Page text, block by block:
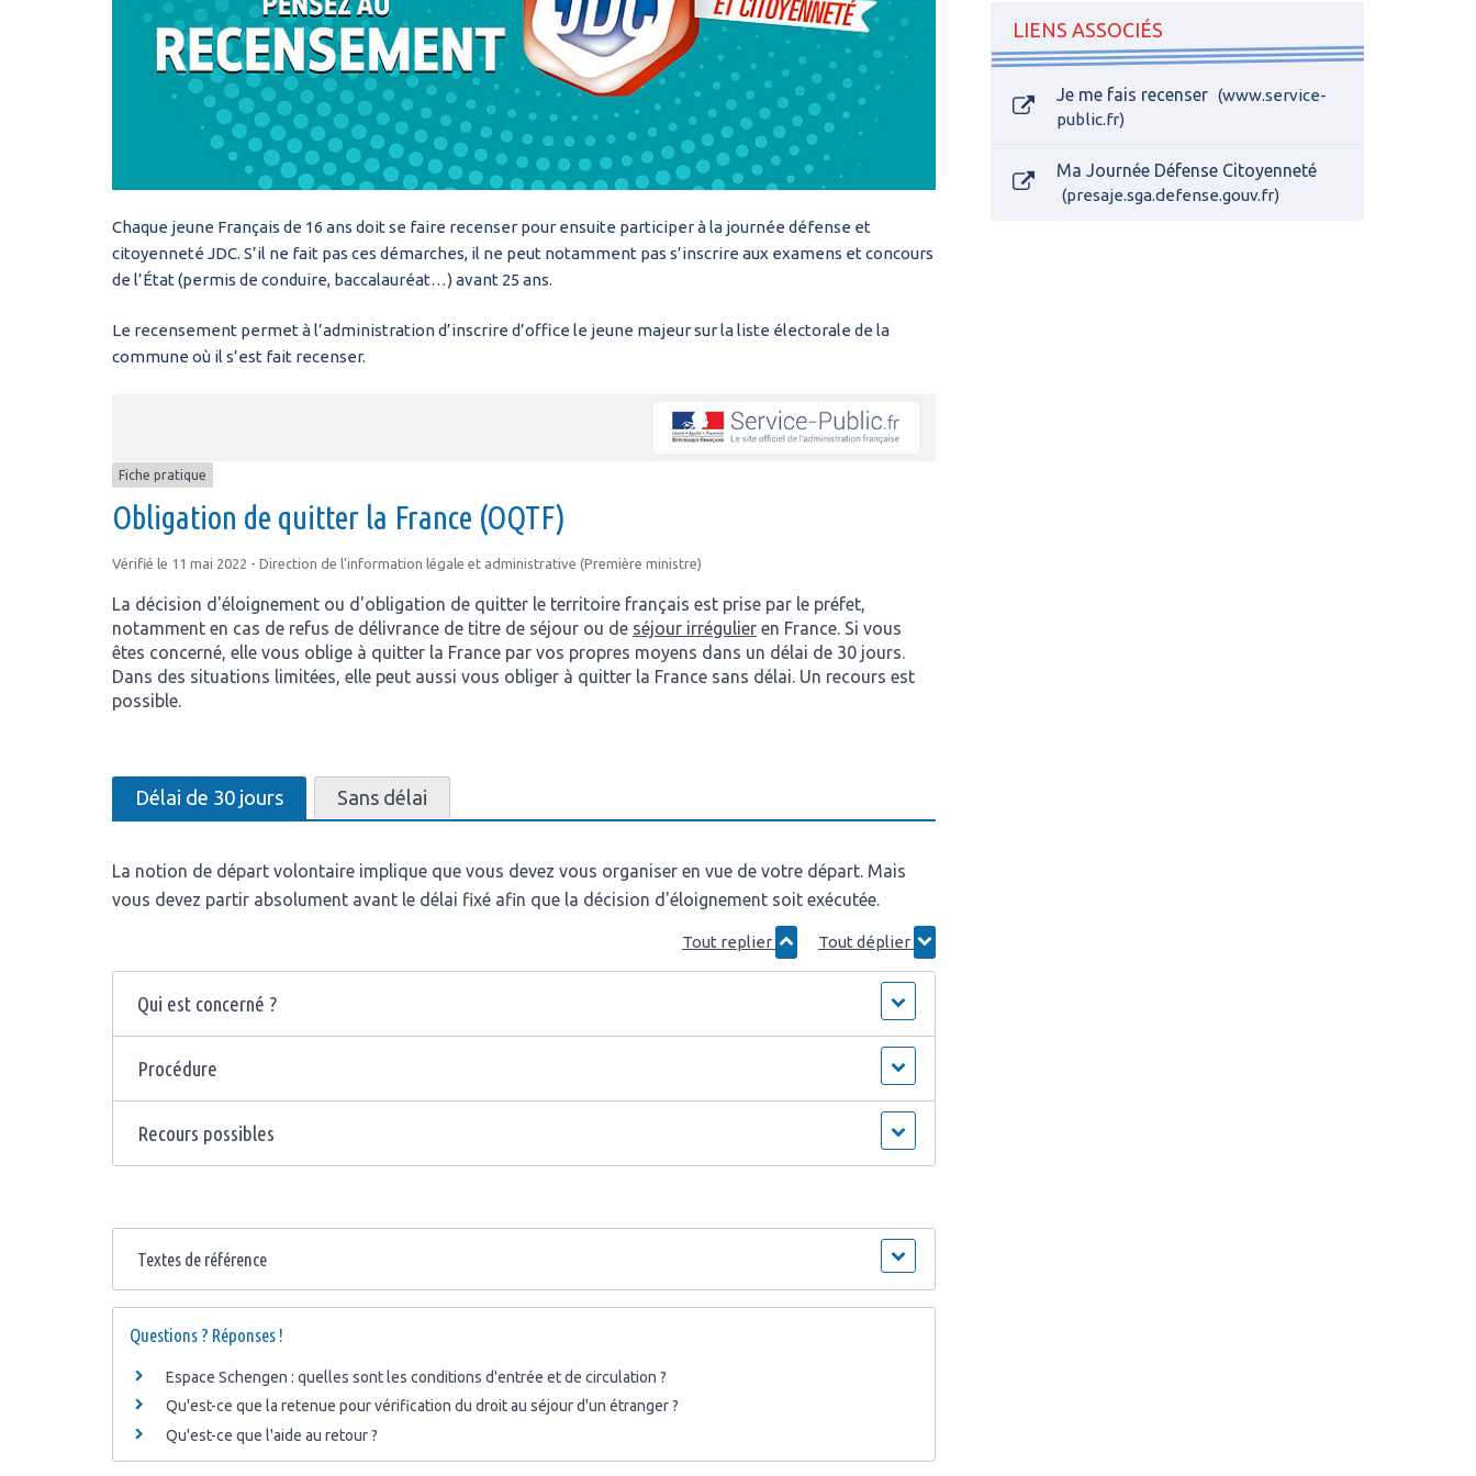
Chaque jeune Français de 16 ans doit se faire recenser pour ensuite participer à la journée défense et
citoyenneté JDC. S’il ne fait pas ces démarches, il ne peut notamment pas s’inscrire aux examens et concours
de l’État (permis de conduire, baccalauréat…) avant 25 ans.
Le recensement permet à l’administration d’inscrire d’office le jeune majeur sur la liste électorale de la
commune où il s’est fait recenser.
Fiche pratique
Obligation de quitter la France (OQTF)
Vérifié le 11 mai 2022 - Direction de l'information légale et administrative (Première ministre)
La décision d'éloignement ou d'obligation de quitter le territoire français est prise par le préfet,
notamment en cas de refus de délivrance de titre de séjour ou de séjour irrégulier en France. Si vous
êtes concerné, elle vous oblige à quitter la France par vos propres moyens dans un délai de 30 jours.
Dans des situations limitées, elle peut aussi vous obliger à quitter la France sans délai. Un recours est
possible.
Délai de 30 jours Sans délai
La notion de départ volontaire implique que vous devez vous organiser en vue de votre départ. Mais
vous devez partir absolument avant le délai fixé afin que la décision d'éloignement soit exécutée.
Tout replier Tout déplier
Qui est concerné ?
Procédure
Recours possibles
Textes de référence
Questions ? Réponses !
Espace Schengen : quelles sont les conditions d'entrée et de circulation ?
Qu'est-ce que la retenue pour vérification du droit au séjour d'un étranger ?
Qu'est-ce que l'aide au retour ?
LIENS ASSOCIÉS
Je me fais recenser
www.service-
public.fr
Ma Journée Défense Citoyenneté
presaje.sga.defense.gouv.fr